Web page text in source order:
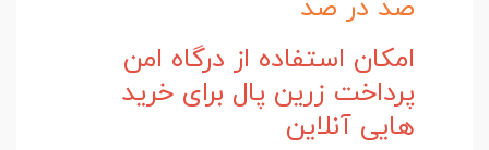
صد در صد
امکان استفاده از درگاه امن
پرداخت زرین پال برای خرید
هایی آنلاین